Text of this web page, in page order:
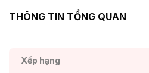
THÔNG TIN TỔNG QUAN
Xếp hạng